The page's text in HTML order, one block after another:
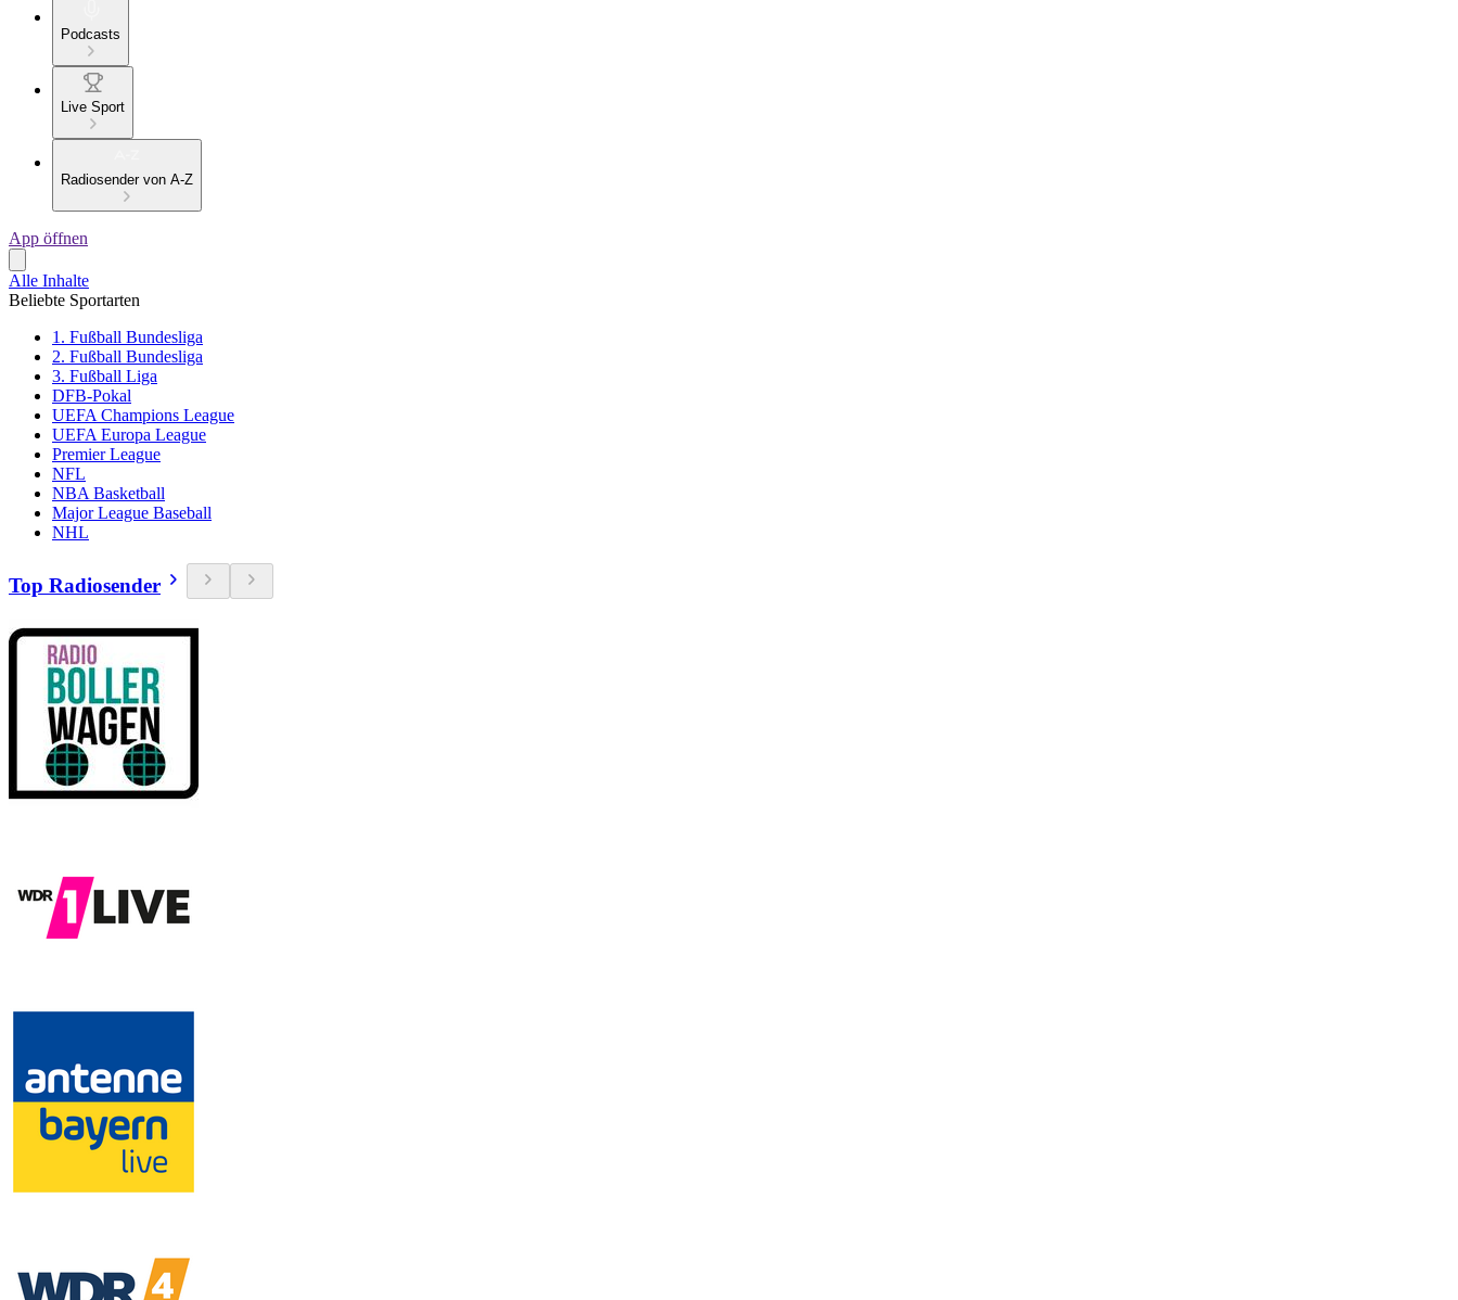
Podcasts
Live Sport
Radiosender von A-Z
App öffnen
Alle Inhalte
Beliebte Sportarten
1. Fußball Bundesliga
2. Fußball Bundesliga
3. Fußball Liga
DFB-Pokal
UEFA Champions League
UEFA Europa League
Premier League
NFL
NBA Basketball
Major League Baseball
NHL
Top Radiosender